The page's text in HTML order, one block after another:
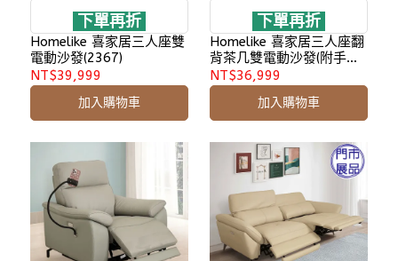
下單再折
Homelike 喜家居三人座雙
電動沙發(2367)
NT$39,999
加入購物車
下單再折
Homelike 喜家居三人座翻
背茶几雙電動沙發(附手機
支架)(2521)
NT$36,999
加入購物車